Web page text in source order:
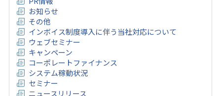
お知らせ
その他
インボイス制度導入に伴う当社対応について
ウェブセミナー
キャンペーン
コーポレートファイナンス
システム稼動状況
セミナー
ニュースリリース